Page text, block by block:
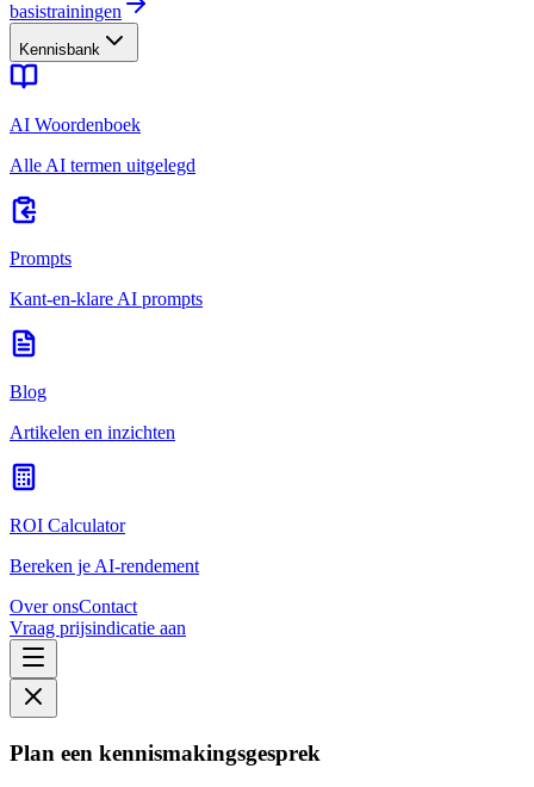
basistrainingen
Kennisbank
AI Woordenboek
Alle AI termen uitgelegd
Prompts
Kant-en-klare AI prompts
Blog
Artikelen en inzichten
ROI Calculator
Bereken je AI-rendement
Over onsContact
Vraag prijsindicatie aan
Plan een kennismakingsgesprek